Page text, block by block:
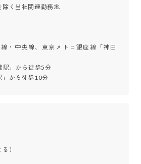
く当社関連勤務地
・中央線、東京メトロ銀座線「神田
駅」から徒歩5分
」から徒歩10分
）